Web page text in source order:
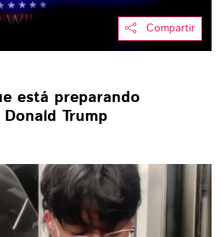
Compartir
está preparando
Trump